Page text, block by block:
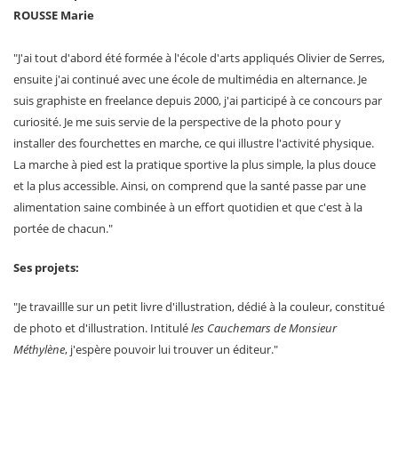
ROUSSE Marie
"J'ai tout d'abord été formée à l'école d'arts appliqués Olivier de Serres,
ensuite j'ai continué avec une école de multimédia en alternance. Je
suis graphiste en freelance depuis 2000, j'ai participé à ce concours par
curiosité. Je me suis servie de la perspective de la photo pour y
installer des fourchettes en marche, ce qui illustre l'activité physique.
La marche à pied est la pratique sportive la plus simple, la plus douce
et la plus accessible. Ainsi, on comprend que la santé passe par une
alimentation saine combinée à un effort quotidien et que c'est à la
portée de chacun."
Ses projets:
"Je travaillle sur un petit livre d'illustration, dédié à la couleur, constitué
de photo et d'illustration. Intituléles Cauchemars de Monsieur
Méthylène, j'espère pouvoir lui trouver un éditeur."